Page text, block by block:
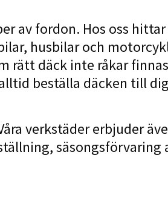
av fordon. Hos oss
husbilar och
rätt däck inte råkar
beställa däcken till
verkstäder erbjuder
säsongsförvaring